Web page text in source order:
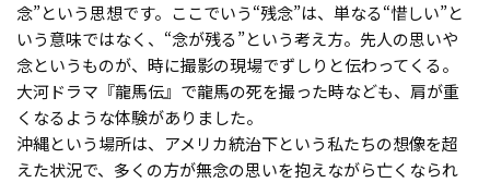
念”という思想です。ここでいう“残念”は、単なる“惜しい”と
いう意味ではなく、“念が残る”という考え方。先人の思いや
念というものが、時に撮影の現場でずしりと伝わってくる。
大河ドラマ『龍馬伝』で龍馬の死を撮った時なども、肩が重
くなるような体験がありました。
沖縄という場所は、アメリカ統治下という私たちの想像を超
えた状況で、多くの方が無念の思いを抱えながら亡くなられ